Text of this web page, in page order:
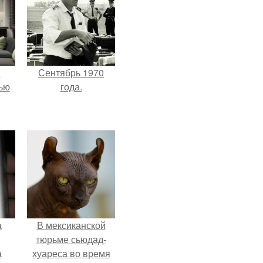
Сентябрь 1970
года.
В мексиканской
тюрьме сьюдад-
хуареса во время